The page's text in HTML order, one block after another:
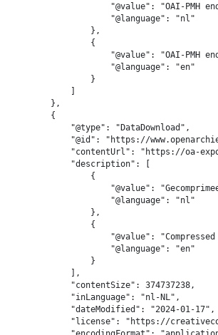
"@value": "OAI-PMH
                    "@language": "nl"
                },
                {
"@value": "OAI-PMH
                    "@language": "en"
                }
            ]
        },
        {
            "@type": "DataDownload",
"@id": "https://
"contentUrl": "https://oa-
            "description": [
                {
"@value":
                    "@language": "nl"
                },
                {
"@value": "Compressed
                    "@language": "en"
                }
            ],
            "contentSize": 374737238,
            "inLanguage": "nl-NL",
            "dateModified": "2024-01-17",
"license": "https://